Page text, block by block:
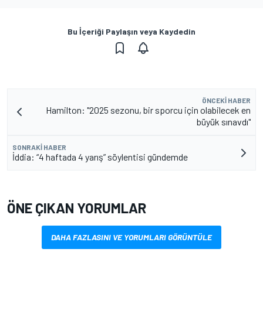
Bu İçeriği Paylaşın veya Kaydedin
ÖNCEKI HABER
Hamilton: "2025 sezonu, bir sporcu için olabilecek en
büyük sınavdı"
SONRAKI HABER
İddia: “4 haftada 4 yarış” söylentisi gündemde
ÖNE ÇIKAN YORUMLAR
DAHA FAZLASINI VE YORUMLARI GÖRÜNTÜLE